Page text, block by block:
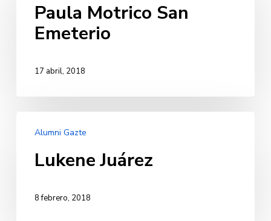
Emeterio
Paula Motrico San
Emeterio
17 abril, 2018
JuárezAlumni Gazte
Lukene Juárez
8 febrero, 2018